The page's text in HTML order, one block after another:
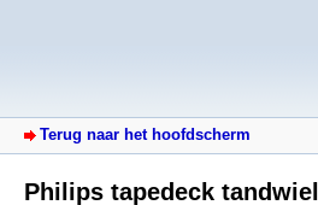
Terug naar het hoofdscherm
Philips tapedeck